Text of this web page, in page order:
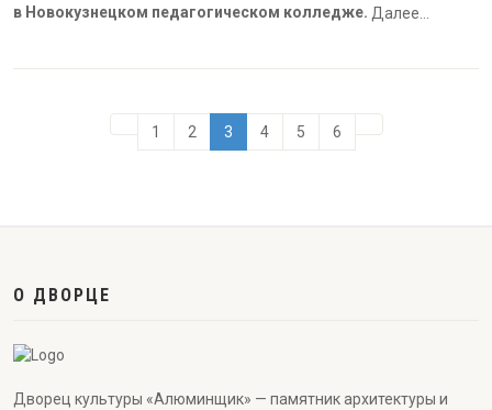
в Новокузнецком педагогическом колледже. Далее…
1 2 3 4 5 6
О ДВОРЦЕ
Дворец культуры «Алюминщик» — памятник архитектуры и